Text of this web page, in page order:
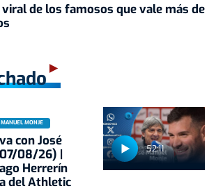
de los famosos que vale más de
52:11
MONJE
con José
08/26) |
Herrerín
del Athletic